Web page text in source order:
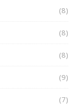
(8)
(8)
(8)
(9)
(7)